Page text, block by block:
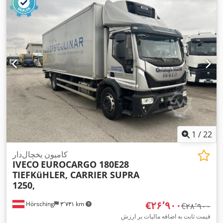
1 /22
Hörsching ۳٬۷۳۱ km
کامیون یخچال‌دار
IVECO EUROCARGO 180E28
TIEFKüHLER, CARRIER SUPRA
1250,
‎€۲۶٬۹۰۰ ‎€۲۸٬۹۰۰
قیمت ثابت به اضافه مالیات بر ارزش